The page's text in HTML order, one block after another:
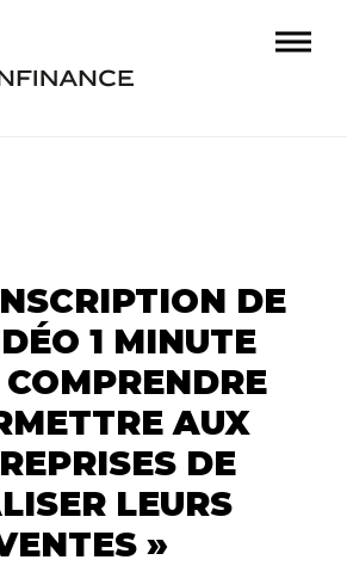
DE
1 MINUTE
AUX
DE
LEURS
»